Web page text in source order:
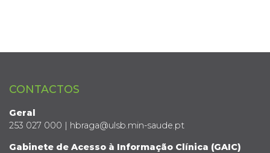
CONTACTOS
Geral
253 027 000 | hbraga@ulsb.min-saude.pt
Gabinete de Acesso à Informação Clínica (GAIC)